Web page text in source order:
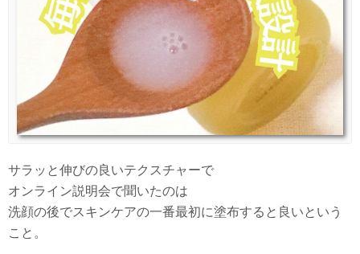
サラッと伸びの良いテクスチャーで
オンライン説明会で聞いたのは
洗顔の後でスキンケアの一番最初に塗布すると良いという
こと。